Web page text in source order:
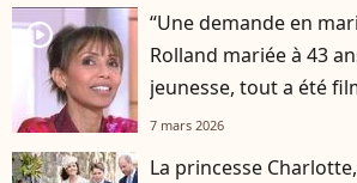
player2
“Une demande en
Rolland mariée à 43
jeunesse, tout a été
7 mars 2026
La princesse